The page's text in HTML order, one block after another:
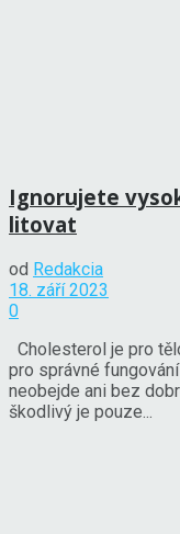
Ignorujete
litovat
od Redakcia
18. září 2023
0
Cholesterol je pro
pro správné
neobejde ani bez
škodlivý je pouze...